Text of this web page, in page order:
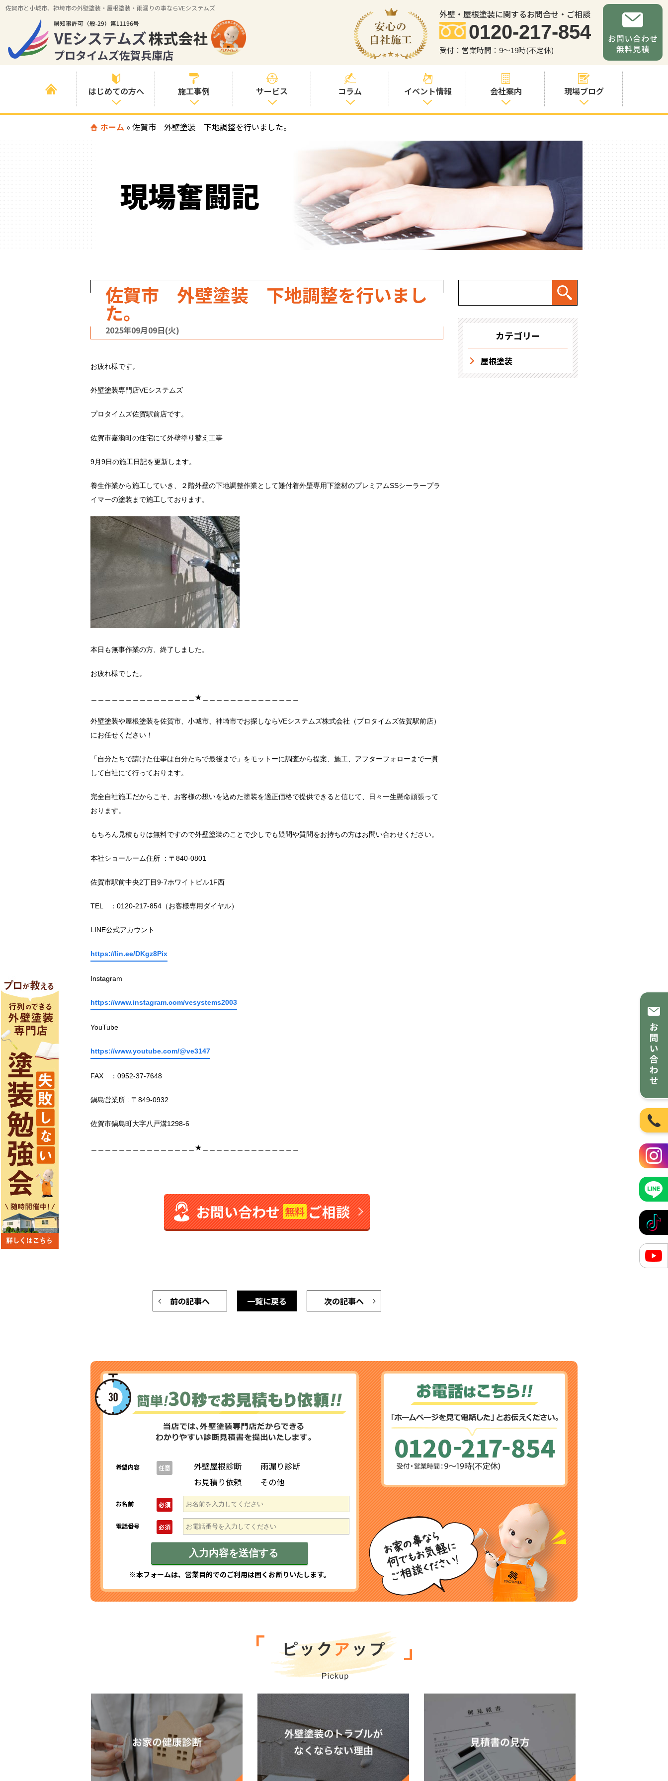
佐賀市と小城市、神埼市の外壁塗装・屋根塗装・雨漏りの事ならVEシステムズ
外壁・屋根塗装に関するお問合せ・ご相談
0120-217-854
受付：営業時間：9～19時(不定休)
はじめての方へ
はじめて外壁塗
いる方へ
喜んでいただけ
る３つの理由
施工事例
すべての事例
例
色の事例
サービス
塗装プランと価
お客様との交流
を大切に
見積書の見方
コラム
塗装コラム
塗料コラム
イベント情報 会社案内
職人・スタッフ
紹介
お問い合わせか
らの流れ
求人情報
現場ブログ
ホーム » 佐賀市 外壁塗装 下地調整を行いました。
現場奮闘記
佐賀市 外壁塗装 下地調整を行いまし
た。
2025年09月09日(火)
お疲れ様です。
外壁塗装専門店VEシステムズ
プロタイムズ佐賀駅前店です。
佐賀市嘉瀬町の住宅にて外壁塗り替え工事
9月9日の施工日記を更新します。
養生作業から施工していき、２階外壁の下地調整作業として難付着外壁専用下塗材のプレミアムSSシーラープラ
イマーの塗装まで施工しております。
本日も無事作業の方、終了しました。
お疲れ様でした。
＿＿＿＿＿＿＿＿＿＿＿＿＿＿＿★＿＿＿＿＿＿＿＿＿＿＿＿＿＿
外壁塗装や屋根塗装を佐賀市、小城市、神埼市でお探しならVEシステムズ株式会社（プロタイムズ佐賀駅前店）
にお任せください！
「自分たちで請けた仕事は自分たちで最後まで」をモットーに調査から提案、施工、アフターフォローまで一貫
して自社にて行っております。
完全自社施工だからこそ、お客様の想いを込めた塗装を適正価格で提供できると信じて、日々一生懸命頑張って
おります。
もちろん見積もりは無料ですので外壁塗装のことで少しでも疑問や質問をお持ちの方はお問い合わせください。
本社ショールーム住所 ：〒840-0801
佐賀市駅前中央2丁目9-7ホワイトビル1F西
TEL ：0120-217-854（お客様専用ダイヤル）
LINE公式アカウント
https://lin.ee/DKgz8Pix
Instagram
https://www.instagram.com/vesystems2003
YouTube
https://www.youtube.com/@ve3147
FAX ：0952-37-7648
鍋島営業所 : 〒849-0932
佐賀市鍋島町大字八戸溝1298-6
＿＿＿＿＿＿＿＿＿＿＿＿＿＿＿★＿＿＿＿＿＿＿＿＿＿＿＿＿＿
お問い合わせ無料 ご相談
前の記事へ 次の記事へ
一覧に戻る
カテゴリー
屋根塗装
希望内容 任意 外壁屋根診断
雨漏り診断
お見積り依頼
その他
お名前 必須
電話番号 必須
※本フォームは、営業目的でのご利用は固くお断りいたします。